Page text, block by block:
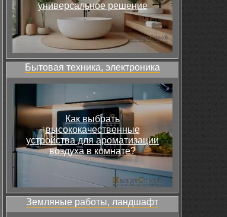
универсальное решение
Бытовая техника, электроника
Как выбрать
высококачественные
устройства для ароматизации
воздуха в комнате?
Земляные работы, ландшафт